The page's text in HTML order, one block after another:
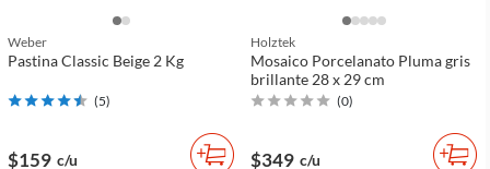
Weber
Pastina Classic Beige 2 Kg
(5)
$159 c/u
Holztek
Mosaico Porcelanato Pluma gris
brillante 28 x 29 cm
(0)
$349 c/u